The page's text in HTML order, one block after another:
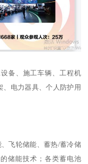
备、施工车辆、工程机
电力器具、个人防护用
飞轮储能、蓄热/蓄冷储
储能技术；各类蓄电池